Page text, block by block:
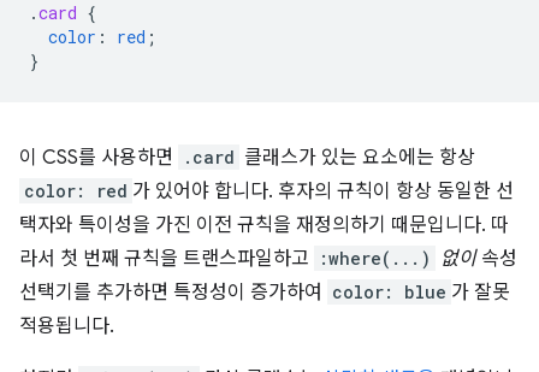
.card {
color : red ;
}
이 CSS를 사용하면 .card 클래스가 있는 요소에는 항상
color: red 가 있어야 합니다. 후자의 규칙이 항상 동일한 선
택자와 특이성을 가진 이전 규칙을 재정의하기 때문입니다. 따
라서 첫 번째 규칙을 트랜스파일하고
:where(...) 없이속성
선택기를 추가하면 특정성이 증가하여
color: blue 가 잘못
적용됩니다.